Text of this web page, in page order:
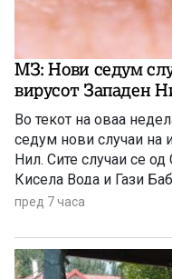
МЗ: Нови седум
вирусот Западен
Во текот на оваа
седум нови случаи на
Нил. Сите случаи се
Кисела Вода и Гази
Аеродром.
попладнево од
пред 7 часа